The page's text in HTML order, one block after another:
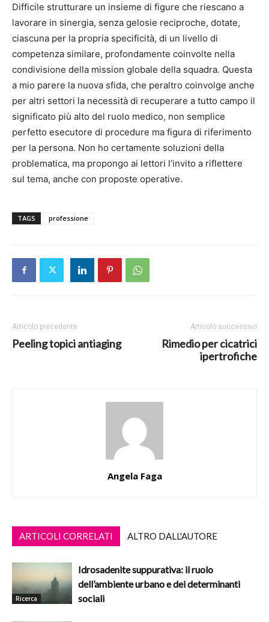
Difficile strutturare un insieme di figure che riescano a
lavorare in sinergia, senza gelosie reciproche, dotate,
ciascuna per la propria specificità, di un livello di
competenza similare, profondamente coinvolte nella
condivisione della mission globale della squadra. Questa
a mio parere la nuova sfida, che peraltro coinvolge anche
per altri settori la necessità di recuperare a tutto campo il
significato più alto del ruolo medico, non semplice
perfetto esecutore di procedure ma figura di riferimento
per la persona. Non ho certamente soluzioni della
problematica, ma propongo ai lettori l’invito a riflettere
sul tema, anche con proposte operative.
TAGS professione
Articolo precedente
Peeling topici antiaging
Articolo successivo
Rimedio per cicatrici
ipertrofiche
Angela Faga
ARTICOLI CORRELATI ALTRO DALL'AUTORE
Ricerca
Idrosadenite suppurativa: il ruolo
dell’ambiente urbano e dei determinanti
sociali